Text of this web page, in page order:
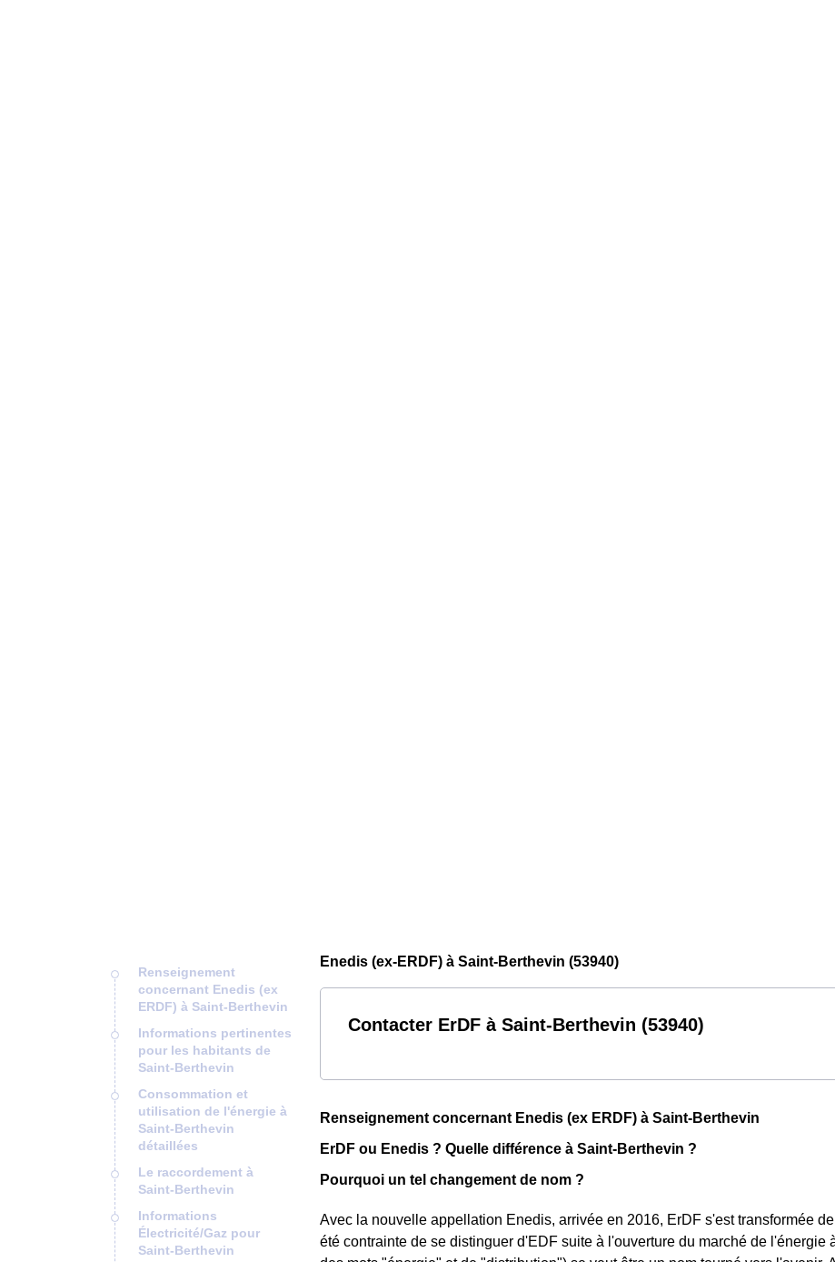
Renseignement
concernant Enedis (ex
ERDF) à Saint-Berthevin
Informations pertinentes
pour les habitants de
Saint-Berthevin
Consommation et
utilisation de l'énergie à
Saint-Berthevin
détaillées
Le raccordement à
Saint-Berthevin
Informations
Électricité/Gaz pour
Saint-Berthevin
Enedis (ex-ERDF) à Saint-Berthevin (53940)
Contacter ErDF à Saint-Berthevin (53940)
Renseignement concernant Enedis (ex ERDF) à Saint-Berthevin
ErDF ou Enedis ? Quelle différence à Saint-Berthevin ?
Pourquoi un tel changement de nom ?
Avec la nouvelle appellation Enedis, arrivée en 2016, ErDF s'est transformée
été contrainte de se distinguer d'EDF suite à l'ouverture du marché de l'énergie